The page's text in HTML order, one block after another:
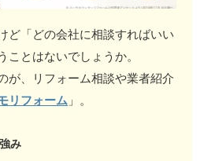
ど「どの会社に相談すればいい
とはないでしょうか。
が、リフォーム相談や業者紹介
リフォーム 」。
み